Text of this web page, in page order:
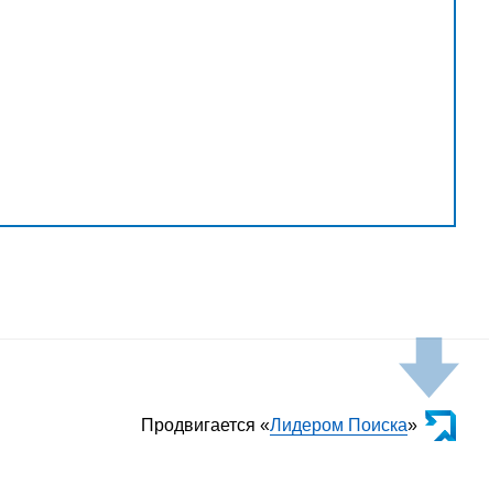
Продвигается «Лидером Поиска»